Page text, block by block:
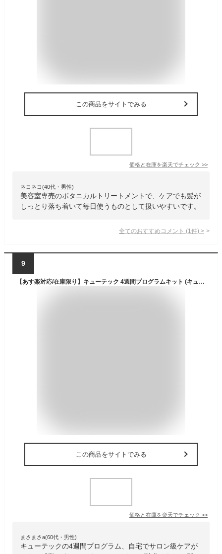
この商品をサイトでみる
価格と在庫を楽天でチェック >>
ネコネコ(40代・男性)
美容室専売のボタニカルトリートメントで、ケアでも髪が
しっとり落ち着いて毎日使うものとして扱いやすいです。
全てのおすすめコメント (1 件) >
9
【あす楽対応/在庫限り】キューテック 4週間プログラムキット (キューティクル強化トリートメント)(各100g) トリートメント ホームケア ホームプログラム ヘアトリートメント CUTECH
この商品をサイトでみる
価格と在庫を楽天でチェック >>
まさまさa(60代・男性)
キューテックの4週間プログラム、自宅でサロン級ケアが